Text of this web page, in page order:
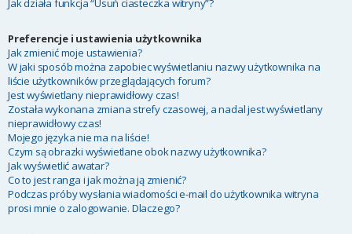
Jak działa funkcja “Usuń ciasteczka witryny”?
Preferencje i ustawienia użytkownika
Jak zmienić moje ustawienia?
W jaki sposób można zapobiec wyświetlaniu nazwy użytkownika na
liście użytkowników przeglądających forum?
Jest wyświetlany nieprawidłowy czas!
Została wykonana zmiana strefy czasowej, a nadal jest wyświetlany
nieprawidłowy czas!
Mojego języka nie ma na liście!
Czym są obrazki wyświetlane obok nazwy użytkownika?
Jak wyświetlić awatar?
Co to jest ranga i jak można ją zmienić?
Podczas próby wysłania wiadomości e-mail do użytkownika witryna
prosi mnie o zalogowanie. Dlaczego?